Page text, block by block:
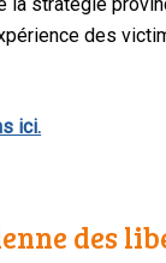
des
ici.
des